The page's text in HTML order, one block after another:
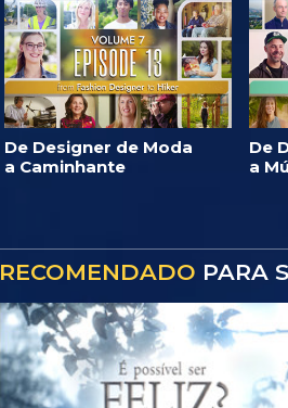
De Designer de Moda
a Caminhante
De
a
RECOMENDADO PARA